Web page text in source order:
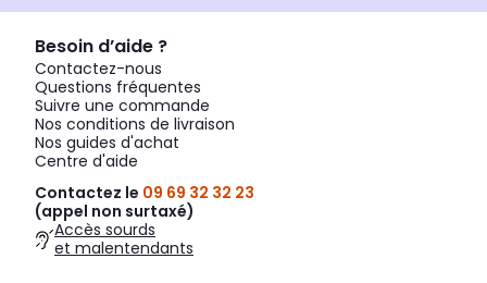
Besoin d’aide ?
Contactez-nous
Questions fréquentes
Suivre une commande
Nos conditions de livraison
Nos guides d'achat
Centre d'aide
Contactez le 09 69 32 32 23
(appel non surtaxé)
Accès sourds
et malentendants